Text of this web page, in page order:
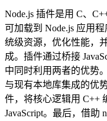
Node.js 插件是用 C、
可加载到 Node.js 应用
统级资源，优化性能，
成。插件通过桥接
中同时利用两者的优势
与现有本地库集成的优
件，将核心逻辑用 C++
JavaScript。最后，借助